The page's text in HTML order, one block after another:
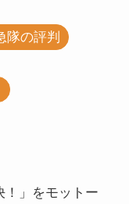
隊の評判
！」をモットー